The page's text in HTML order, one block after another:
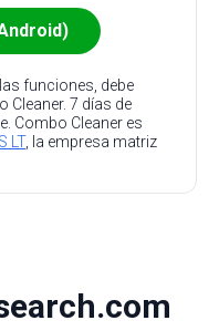
funciones, debe
Cleaner. 7 días de
Combo Cleaner es
LT, la empresa matriz